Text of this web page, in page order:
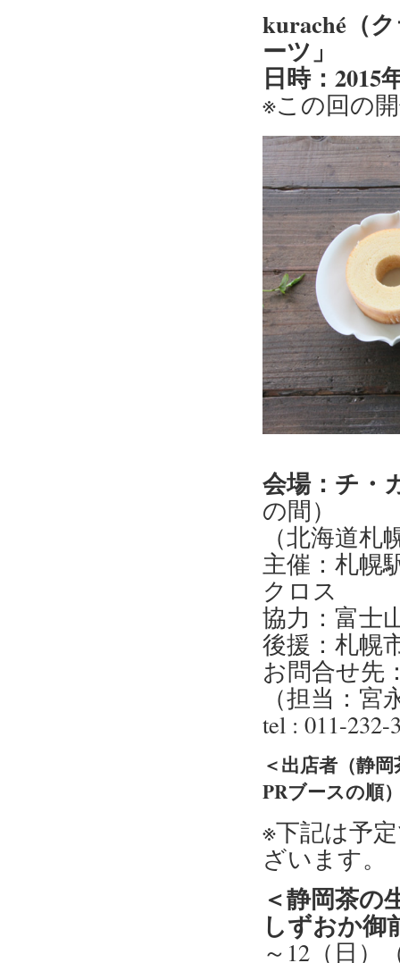
kuraché（
ーツ」
日時：2015
※この回の
会場：チ・
の間）
（北海道
主催：札幌
クロス
協力：富士
後援：札幌
お問合せ先
（担当：宮
tel : 011-232-
＜出店者（静
PRブースの順
※下記は予
ざいます。
＜静岡茶の
しずおか御
～12（日）